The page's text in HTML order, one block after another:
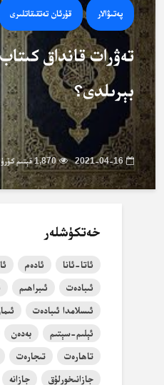
پەتىۋالار قۇرئان تەتقىقاتلىرى
تەۋرات قانداق
بېرىلدى؟
2021-04-16 1,870 قېتىم كۆرۈلدى
خەتكۈشلەر
ئاتا-ئانا ئادەم
ئىبادەت
ئىبراھىم
ئىسلامدا ئىبادەت
ئېلىم-سېتىم
بەدەن
تاھارەت
تىجارەت
جازانىخورلۇق
جازانە